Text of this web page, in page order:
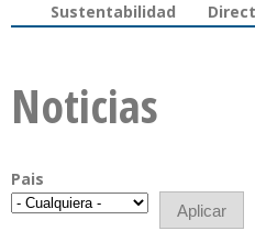
Sustentabilidad
Noticias
Pais